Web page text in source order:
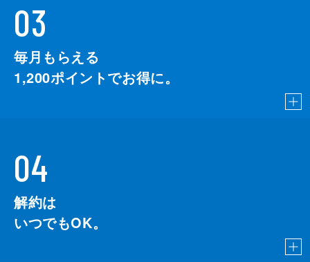
03
毎月もらえる
1,200ポイントでお得に。
04
解約は
いつでもOK。